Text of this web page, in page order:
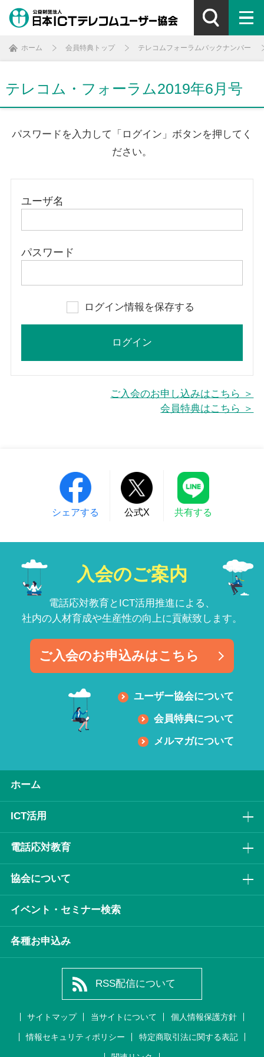
ホーム 会員特典トップ テレコムフォーラムバックナンバー
テレコム・フォーラム2019年6月号
パスワードを入力して「ログイン」ボタンを押してく
ださい。
ユーザ名
パスワード
ログイン情報を保存する
ご入会のお申し込みはこちら ＞
会員特典はこちら ＞
シェアする 公式X 共有する
入会のご案内
電話応対教育とICT活用推進による、
社内の人材育成や生産性の向上に貢献致します。
ご入会のお申込みはこちら
ユーザー協会について
会員特典について
メルマガについて
ホーム
ICT活⽤
電話応対教育
協会について
イベント・セミナー検索
各種お申込み
RSS配信について
サイトマップ 当サイトについて 個人情報保護方針
情報セキュリティポリシー 特定商取引法に関する表記